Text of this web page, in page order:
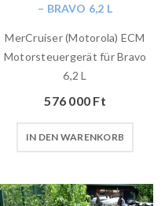
– BRAVO 6,2 L
MerCruiser (Motorola) ECM
Motorsteuergerät für Bravo
6,2 L
576 000 Ft
IN DEN WARENKORB